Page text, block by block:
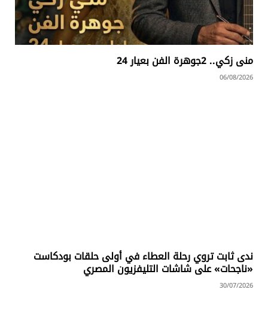
منى زكي.. 2جوهرة الفن بعيار 24
06/08/2026
ندى ثابت تروي رحلة العطاء في أولى حلقات بودكاست
«ناجحات» على شاشات التليفزيون المصري
30/07/2026